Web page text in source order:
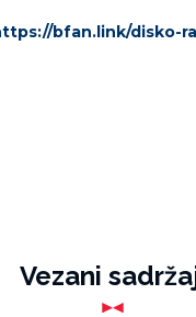
bfan.link/disko-
Vezani